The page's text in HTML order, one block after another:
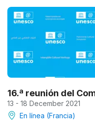
16.ª reunión del
13 - 18 December 2021
En línea (Francia)